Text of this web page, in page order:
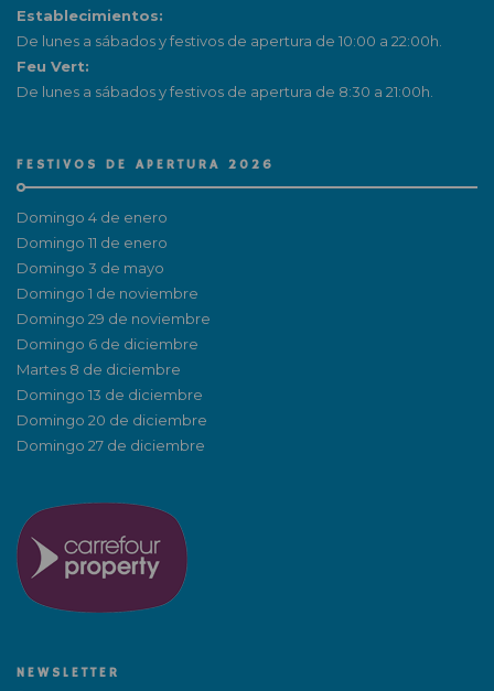
Establecimientos:
De lunes a sábados y festivos de apertura de 10:00 a 22:00h.
Feu Vert:
De lunes a sábados y festivos de apertura de 8:30 a 21:00h.
FESTIVOS DE APERTURA 2026
Domingo 4 de enero
Domingo 11 de enero
Domingo 3 de mayo
Domingo 1 de noviembre
Domingo 29 de noviembre
Domingo 6 de diciembre
Martes 8 de diciembre
Domingo 13 de diciembre
Domingo 20 de diciembre
Domingo 27 de diciembre
NEWSLETTER